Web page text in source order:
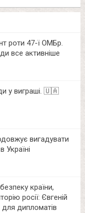
роти 47-ї ОМБр.
все активніше
у виграші. 🇺🇦
вигадувати
Україні
країни,
росії: Євгеній
для дипломатів